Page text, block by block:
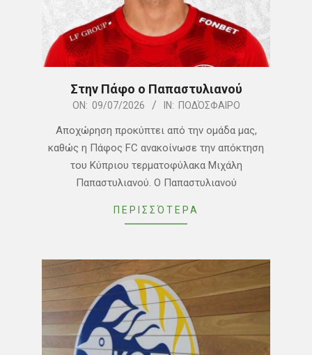
Στην Πάφο ο Παπαστυλιανού
ON: 09/07/2026 IN: ΠΟΔΌΣΦΑΙΡΟ
Αποχώρηση προκύπτει από την ομάδα μας,
καθώς η Πάφος FC ανακοίνωσε την απόκτηση
του Κύπριου τερματοφύλακα Μιχάλη
Παπαστυλιανού. Ο Παπαστυλιανού
ΠΕΡΙΣΣΌΤΕΡΑ